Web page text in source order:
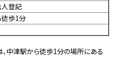
人登記
歩1分
中津駅から徒歩1分の場所にある